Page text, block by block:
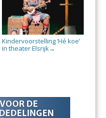
Kindervoorstelling ‘Hé koe’
in theater Elsrijk→